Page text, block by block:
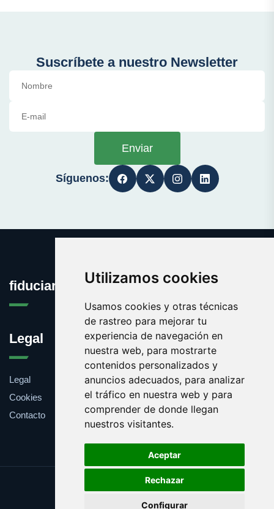
Utilizamos cookies
Usamos cookies y otras técnicas
de rastreo para mejorar tu
experiencia de navegación en
nuestra web, para mostrarte
contenidos personalizados y
anuncios adecuados, para analizar
el tráfico en nuestra web y para
comprender de donde llegan
nuestros visitantes.
Aceptar
Rechazar
Configurar
Suscríbete a nuestro Newsletter
Enviar
Síguenos:
fiduciaria.es
Legal
Legal
Cookies
Contacto
Update cookies preferences